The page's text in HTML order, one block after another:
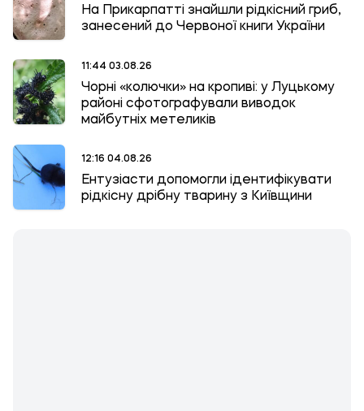
На Прикарпатті знайшли рідкісний гриб,
занесений до Червоної книги України
11:44 03.08.26
Чорні «колючки» на кропиві: у Луцькому
районі сфотографували виводок
майбутніх метеликів
12:16 04.08.26
Ентузіасти допомогли ідентифікувати
рідкісну дрібну тварину з Київщини